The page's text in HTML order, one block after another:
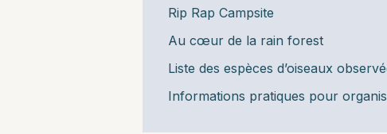
Rip Rap Campsite
Au cœur de la rain forest
Liste des espèces d’oiseaux
Informations pratiques pour